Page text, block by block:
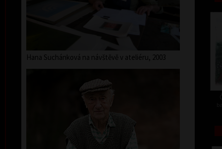
Hana Suchánková na návštěvě v ateliéru, 2003